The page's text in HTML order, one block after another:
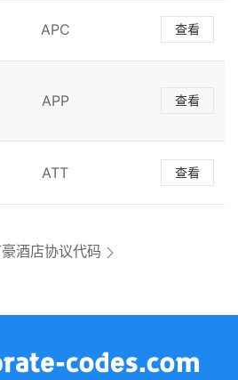
APC 查看
APP 查看
ATT 查看
酒店协议代码